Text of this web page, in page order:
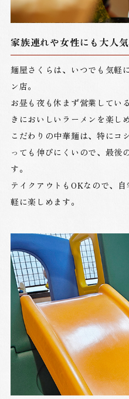
家族連れや女性にも大人気
麺屋さくらは、いつでも気軽
ン店。
お昼も夜も休まず営業してい
きにおいしいラーメンを楽し
こだわりの中華麺は、特にコ
っても伸びにくいので、最後
す。
テイクアウトもOKなので、
軽に楽しめます。